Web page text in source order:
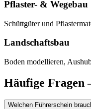
Pflaster- & Wegebau
Schüttgüter und
Landschaftsbau
Boden modellieren,
Häufige Fragen
Welchen Führerschein